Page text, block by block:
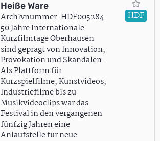
Heiße Ware
Archivnummer: HDF005284
50 Jahre Internationale
Kurzfilmtage Oberhausen
sind geprägt von Innovation,
Provokation und Skandalen.
Als Plattform für
Kurzspielfilme, Kunstvideos,
Industriefilme bis zu
Musikvideoclips war das
Festival in den vergangenen
fünfzig Jahren eine
Anlaufstelle für neue
HDF